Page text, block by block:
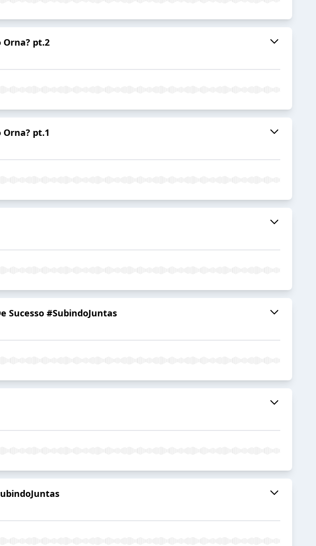
Orna? pt.2
Orna? pt.1
Sucesso #SubindoJuntas